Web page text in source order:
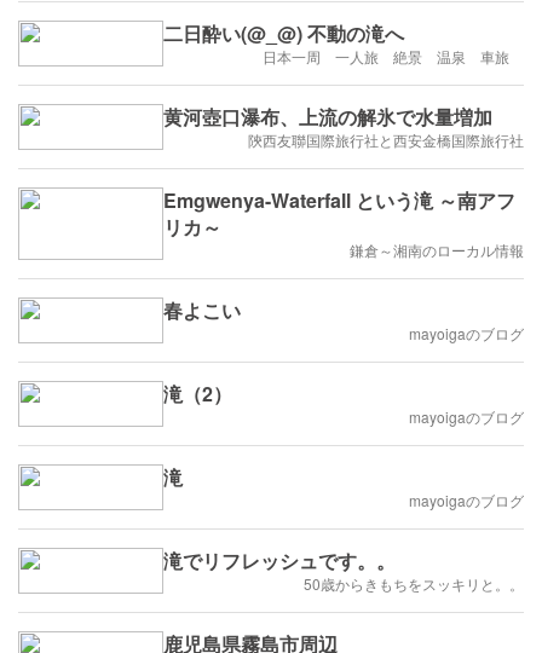
二日酔い(@_@) 不動の滝へ
日本一周 一人旅 絶景 温泉 車旅
黄河壺口瀑布、上流の解氷で水量増加
陝西友聯国際旅行社と西安金橋国際旅行社
Emgwenya-Waterfall という滝 ～南アフ
リカ～
鎌倉～湘南のローカル情報
春よこい
mayoigaのブログ
滝（2）
mayoigaのブログ
滝
mayoigaのブログ
滝でリフレッシュです。。
50歳からきもちをスッキリと。。
鹿児島県霧島市周辺